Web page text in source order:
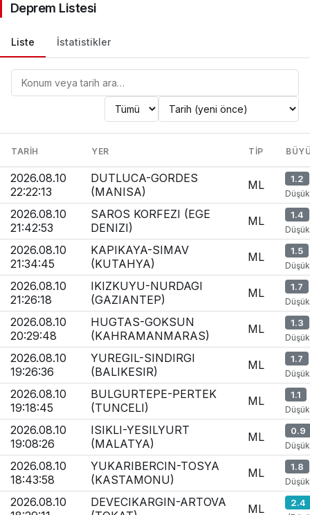
Deprem Listesi
Liste İstatistikler
tarihe
ara
Son
depremler
listesi
TARIH YER TIP
2026.08.10
22:22:13
DUTLUCA-GORDES
(MANISA)
ML 1.2
2026.08.10
21:42:53
SAROS KORFEZI (EGE
DENIZI)
ML 1.4
2026.08.10
21:34:45
KAPIKAYA-SIMAV
(KUTAHYA)
ML 1.5
2026.08.10
21:26:18
IKIZKUYU-NURDAGI
(GAZIANTEP)
ML 1.7
2026.08.10
20:29:48
HUGTAS-GOKSUN
(KAHRAMANMARAS)
ML 1.3
2026.08.10
19:26:36
YUREGIL-SINDIRGI
(BALIKESIR)
ML 1.7
2026.08.10
19:18:45
BULGURTEPE-PERTEK
(TUNCELI)
ML 1.1
2026.08.10
19:08:26
ISIKLI-YESILYURT
(MALATYA)
ML 0.9
2026.08.10
18:43:58
YUKARIBERCIN-TOSYA
(KASTAMONU)
ML 1.8
2026.08.10
DEVECIKARGIN-ARTOVA
ML 2.4